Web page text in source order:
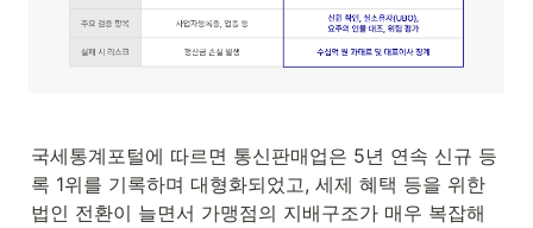
국세통계포털에 따르면 통신판매업은 5년 연속 신규 등
록 1위를 기록하며 대형화되었고, 세제 혜택 등을 위한
법인 전환이 늘면서 가맹점의 지배구조가 매우 복잡해